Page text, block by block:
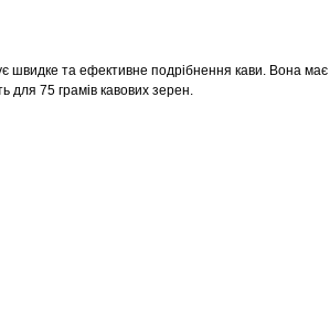
швидке та ефективне подрібнення кави. Вона має
для 75 грамів кавових зерен.